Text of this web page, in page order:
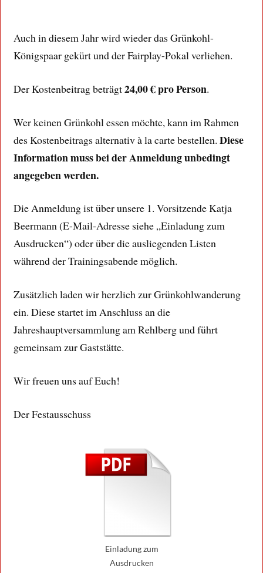
Auch in diesem Jahr wird wieder das Grünkohl-
Königspaar gekürt und der Fairplay-Pokal verliehen.
Der Kostenbeitrag beträgt24,00 € pro Person.
Wer keinen Grünkohl essen möchte, kann im Rahmen
des Kostenbeitrags alternativ à la carte bestellen.Diese
Information muss bei der Anmeldung unbedingt
angegeben werden.
Die Anmeldung ist über unsere 1. Vorsitzende Katja
Beermann (E-Mail-Adresse siehe „Einladung zum
Ausdrucken“) oder über die ausliegenden Listen
während der Trainingsabende möglich.
Zusätzlich laden wir herzlich zur Grünkohlwanderung
ein. Diese startet im Anschluss an die
Jahreshauptversammlung am Rehlberg und führt
gemeinsam zur Gaststätte.
Wir freuen uns auf Euch!
Der Festausschuss
Einladung zum
Ausdrucken